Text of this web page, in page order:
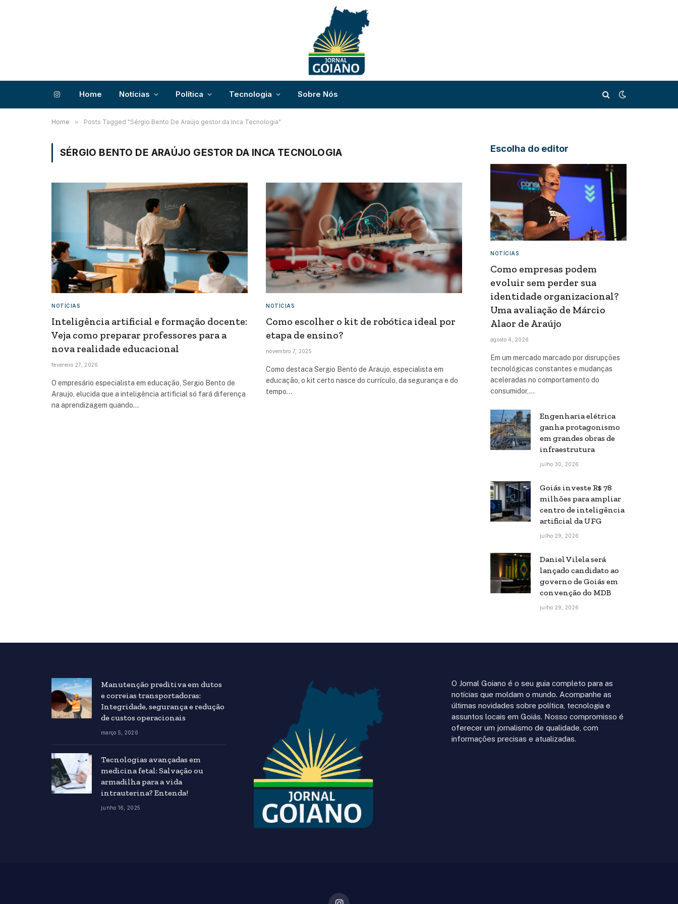
InstagramHome Notícias Política Tecnologia Sobre Nós
Home » Posts Tagged "Sérgio Bento De Araújo gestor da Inca Tecnologia"
SÉRGIO BENTO DE ARAÚJO GESTOR DA INCA TECNOLOGIA
NOTÍCIAS
Inteligência artificial e formação docente:
Veja como preparar professores para a
nova realidade educacional
fevereiro 27, 2026
O empresário especialista em educação, Sergio Bento de
Araujo, elucida que a inteligência artificial só fará diferença
na aprendizagem quando…
NOTÍCIAS
Como escolher o kit de robótica ideal por
etapa de ensino?
novembro 7, 2025
Como destaca Sergio Bento de Araujo, especialista em
educação, o kit certo nasce do currículo, da segurança e do
tempo…
Escolha do editor
NOTÍCIAS
Como empresas podem
evoluir sem perder sua
identidade organizacional?
Uma avaliação de Márcio
Alaor de Araújo
agosto 4, 2026
Em um mercado marcado por disrupções
tecnológicas constantes e mudanças
aceleradas no comportamento do
consumidor,…
Engenharia elétrica
ganha protagonismo
em grandes obras de
infraestrutura
julho 30, 2026
Goiás investe R$ 78
milhões para ampliar
centro de inteligência
artificial da UFG
julho 29, 2026
Daniel Vilela será
lançado candidato ao
governo de Goiás em
convenção do MDB
julho 29, 2026
Manutenção preditiva em dutos
e correias transportadoras:
Integridade, segurança e redução
de custos operacionais
março 5, 2026
Tecnologias avançadas em
medicina fetal: Salvação ou
armadilha para a vida
intrauterina? Entenda!
junho 16, 2025
O Jornal Goiano é o seu guia completo para as
notícias que moldam o mundo. Acompanhe as
últimas novidades sobre política, tecnologia e
assuntos locais em Goiás. Nosso compromisso é
oferecer um jornalismo de qualidade, com
informações precisas e atualizadas.